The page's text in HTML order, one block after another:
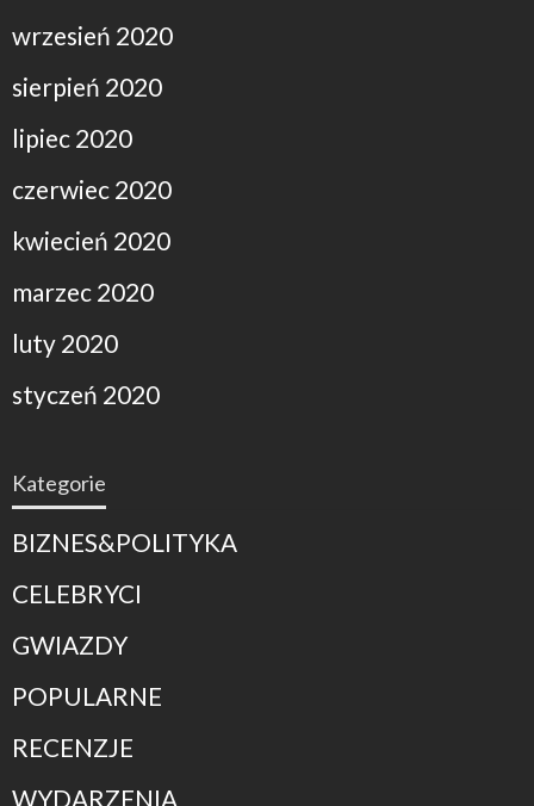
wrzesień 2020
sierpień 2020
lipiec 2020
czerwiec 2020
kwiecień 2020
marzec 2020
luty 2020
styczeń 2020
Kategorie
BIZNES&POLITYKA
CELEBRYCI
GWIAZDY
POPULARNE
RECENZJE
WYDARZENIA